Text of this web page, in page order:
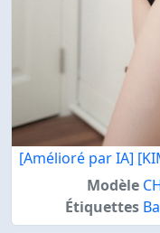
[Amélioré par IA]
Modèle
Étiquettes